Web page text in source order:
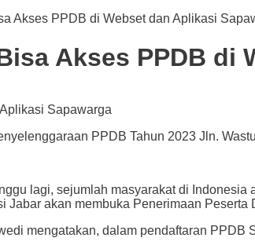
Akses PPDB di Webset dan Aplikasi
Akses PPDB di
PPDB Tahun 2023 Jln.
lagi, sejumlah masyarakat di
akan membuka Penerimaan Peserta
mengatakan, dalam pendaftaran